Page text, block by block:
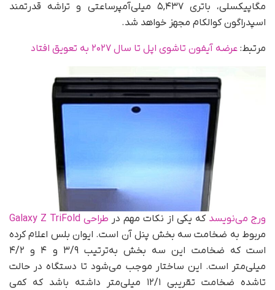
مگاپیکسلی، باتری ۵,۴۳۷ میلی‌آمپرساعتی و تراشه قدرتمند
اسپدراگون کوالکام مجهز خواهد شد.
مرتبط: عرضه آیفون تاشوی اپل تا سال ۲۰۲۷ به تعویق افتاد
ورج می‌نویسدکه یکی از نکات مهم در طراحی Galaxy Z TriFold
مربوط به ضخامت سه بخش پنل آن است. ایوان بلس اعلام کرده
است که ضخامت این سه بخش به‌ترتیب ۳/۹ و ۴ و ۴/۲
میلی‌متر است. این ساختار موجب می‌شود تا دستگاه در حالت
تاشده ضخامت تقریبی ۱۲/۱ میلی‌متر داشته باشد که کمی